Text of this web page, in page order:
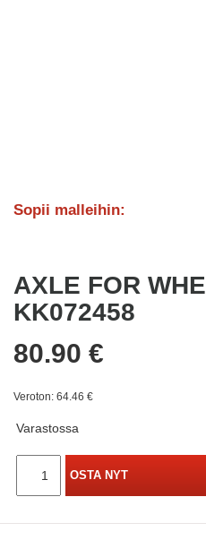
Sopii malleihin:
AXLE FOR
KK072458
80.90 €
Veroton: 64.46 €
Varastossa
OSTA NYT